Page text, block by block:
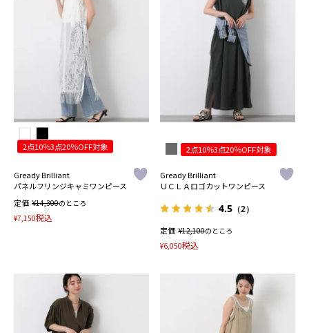
2点10％3点20％OFF対象
Gready Brilliant
パネルフリンジキャミワンピース
定価 ¥14,300のところ
¥7,150税込
2点10％3点20％OFF対象
Gready Brilliant
ＵＣＬＡロゴカットワンピース
4.5 （2）
定価 ¥12,100のところ
¥6,050税込